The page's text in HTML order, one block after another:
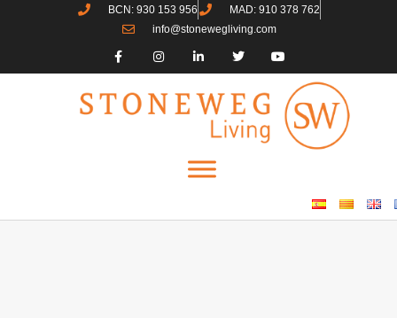
BCN: 930 153 956
MAD: 910 378 762
info@stonewegliving.com